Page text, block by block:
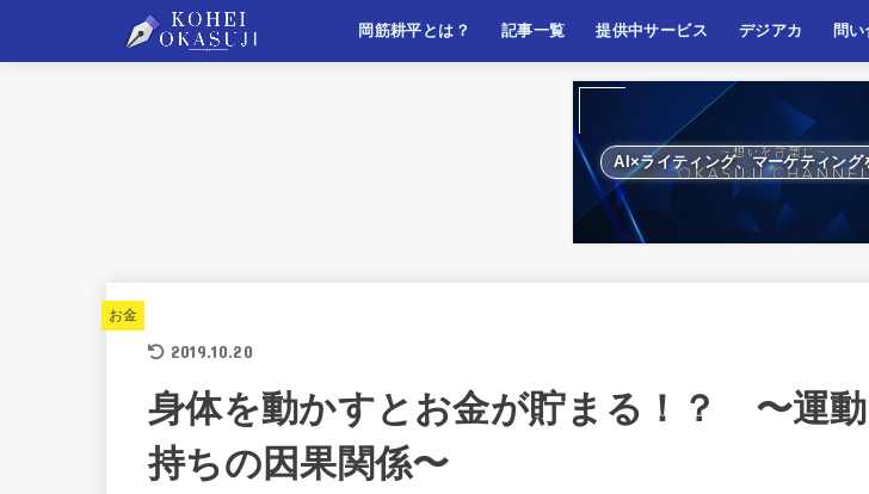
岡筋耕平とは？ 記事一覧
マーケティング
ライティング
ビジネス、起業
提供中サービス デジアカ 問
AI×ライティング、マーケティング
お金
2019.10.20
身体を動かすとお金が貯まる！？ 〜運
持ちの因果関係〜